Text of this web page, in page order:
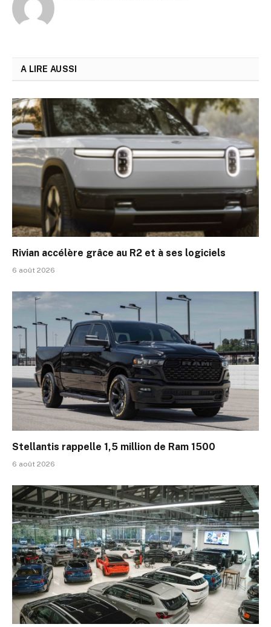
A LIRE AUSSI
Rivian accélère grâce au R2 et à ses logiciels
6 août 2026
Stellantis rappelle 1,5 million de Ram 1500
6 août 2026